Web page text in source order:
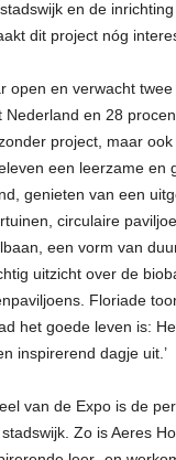
en de
dit project nóg
open en verwacht
en 28
project, maar
een leerzame en
genieten van een
circulaire
een vorm van
uitzicht over de
Floriade
het goede leven is:
inspirerend dagje uit.’
van de Expo is de
Zo is Aeres